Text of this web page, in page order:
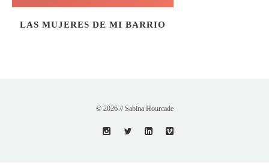
LAS MUJERES DE MI BARRIO
© 2026 // Sabina Hourcade